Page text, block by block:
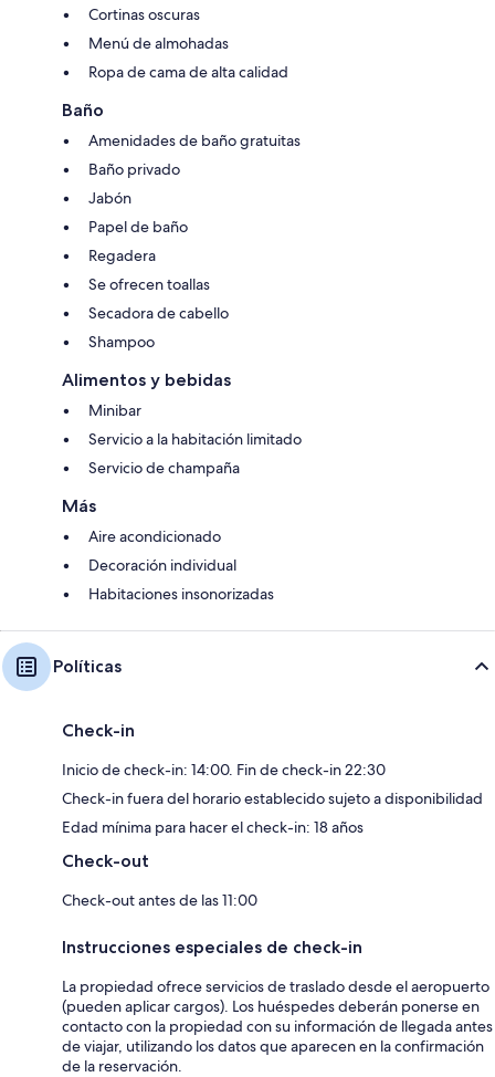
Cortinas oscuras
Menú de almohadas
Ropa de cama de alta calidad
Baño
Amenidades de baño gratuitas
Baño privado
Jabón
Papel de baño
Regadera
Se ofrecen toallas
Secadora de cabello
Shampoo
Alimentos y bebidas
Minibar
Servicio a la habitación limitado
Servicio de champaña
Más
Aire acondicionado
Decoración individual
Habitaciones insonorizadas
Políticas
Check-in
Inicio de check-in: 14:00. Fin de check-in 22:30
Check-in fuera del horario establecido sujeto a disponibilidad
Edad mínima para hacer el check-in: 18 años
Check-out
Check-out antes de las 11:00
Instrucciones especiales de check-in
La propiedad ofrece servicios de traslado desde el aeropuerto
(pueden aplicar cargos). Los huéspedes deberán ponerse en
contacto con la propiedad con su información de llegada antes
de viajar, utilizando los datos que aparecen en la confirmación
de la reservación.